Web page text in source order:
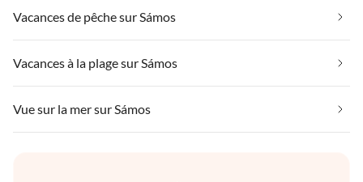
Vacances de pêche sur Sámos
Vacances à la plage sur Sámos
Vue sur la mer sur Sámos